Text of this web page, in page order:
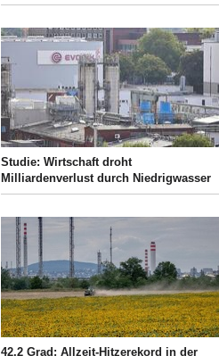
Studie: Wirtschaft droht
Milliardenverlust durch Niedrigwasser
42,2 Grad: Allzeit-Hitzerekord in der